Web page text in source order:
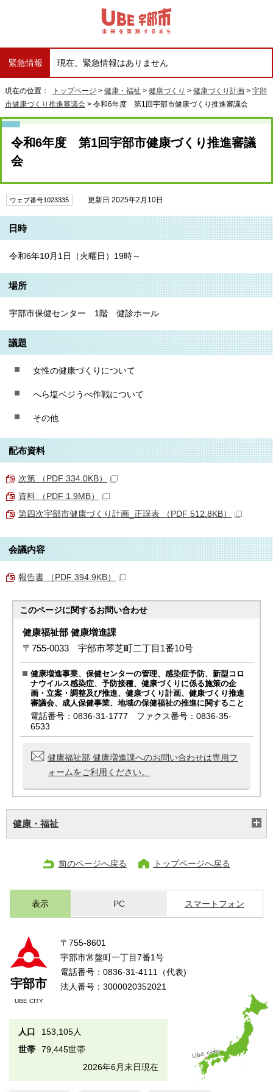
緊急情報 現在、緊急情報はありません
現在の位置： トップページ > 健康・福祉 > 健康づくり > 健康づくり計画 > 宇部
市健康づくり推進審議会 > 令和6年度 第1回宇部市健康づくり推進審議会
令和6年度 第1回宇部市健康づくり推進審議
会
ウェブ番号1023335 更新日 2025年2月10日
日時
令和6年10月1日（火曜日）19時～
場所
宇部市保健センター 1階 健診ホール
議題
女性の健康づくりについて
へら塩ベジうべ作戦について
その他
配布資料
次第 （PDF 334.0KB）
資料 （PDF 1.9MB）
第四次宇部市健康づくり計画_正誤表 （PDF 512.8KB）
会議内容
報告書 （PDF 394.9KB）
このページに関するお問い合わせ
健康福祉部 健康増進課
〒755-0033 宇部市琴芝町二丁目1番10号
健康増進事業、保健センターの管理、感染症予防、新型コロ
ナウイルス感染症、予防接種、健康づくりに係る施策の企
画・立案・調整及び推進、健康づくり計画、健康づくり推進
審議会、成人保健事業、地域の保健福祉の推進に関すること
電話番号：0836-31-1777 ファクス番号：0836-35-
6533
健康福祉部 健康増進課へのお問い合わせは専用フ
ォームをご利用ください。
健康・福祉
前のページへ戻る トップページへ戻る
表示 PC スマートフォン
宇部市
UBE CITY
〒755-8601
宇部市常盤町一丁目7番1号
電話番号：0836-31-4111（代表)
法人番号：3000020352021
人口
153,105人
世帯
79,445世帯
2026年6月末日現在